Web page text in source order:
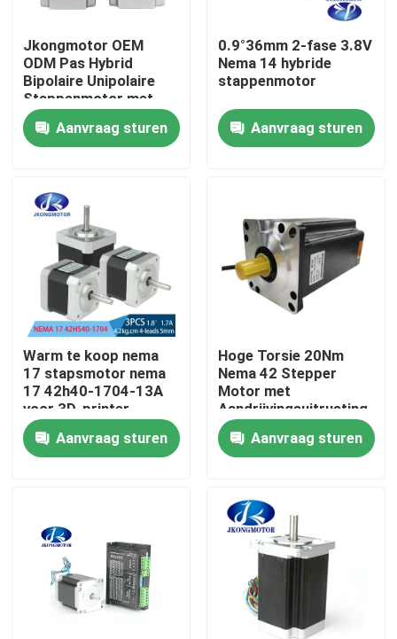
Huis
Ongeveer ons
Fabrieksreis
Kwaliteitscontrole
Contacteer ons
Verzoek om een Citaat
met een ingebouwde stapsservo-motor
Geïntegreerde DC-servomotor
Jkongmotor OEM
ODM Pas Hybrid
Bipolaire Unipolaire
Stappenmotor met
Versnellingsbak
Encoder Rem
Geïntegreerde Driver
Aanvraag sturen
0.9°36mm 2-fase 3.8V
Nema 14 hybride
stappenmotor
Aanvraag sturen
Warm te koop nema
17 stapsmotor nema
17 42h40-1704-13A
voor 3D-printer
Aanvraag sturen
Hoge Torsie 20Nm
Nema 42 Stepper
Motor met
Aandrijvingsuitrusting
voor CNC Machine
Aanvraag sturen